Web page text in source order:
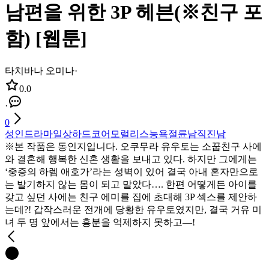
남편을 위한 3P 헤븐(※친구 포
함) [웹툰]
타치바나 오미나·
0.0
·
0
성인 드라마일상하드코어 모럴리스능욕절륜남직진남
※본 작품은 동인지입니다. 오쿠무라 유우토는 소꿉친구 사에
와 결혼해 행복한 신혼 생활을 보내고 있다. 하지만 그에게는
‘중증의 하렘 애호가’라는 성벽이 있어 결국 아내 혼자만으로
는 발기하지 않는 몸이 되고 말았다…. 한편 어떻게든 아이를
갖고 싶던 사에는 친구 에미를 집에 초대해 3P 섹스를 제안하
는데?! 갑작스러운 전개에 당황한 유우토였지만, 결국 거유 미
녀 두 명 앞에서는 흥분을 억제하지 못하고―!